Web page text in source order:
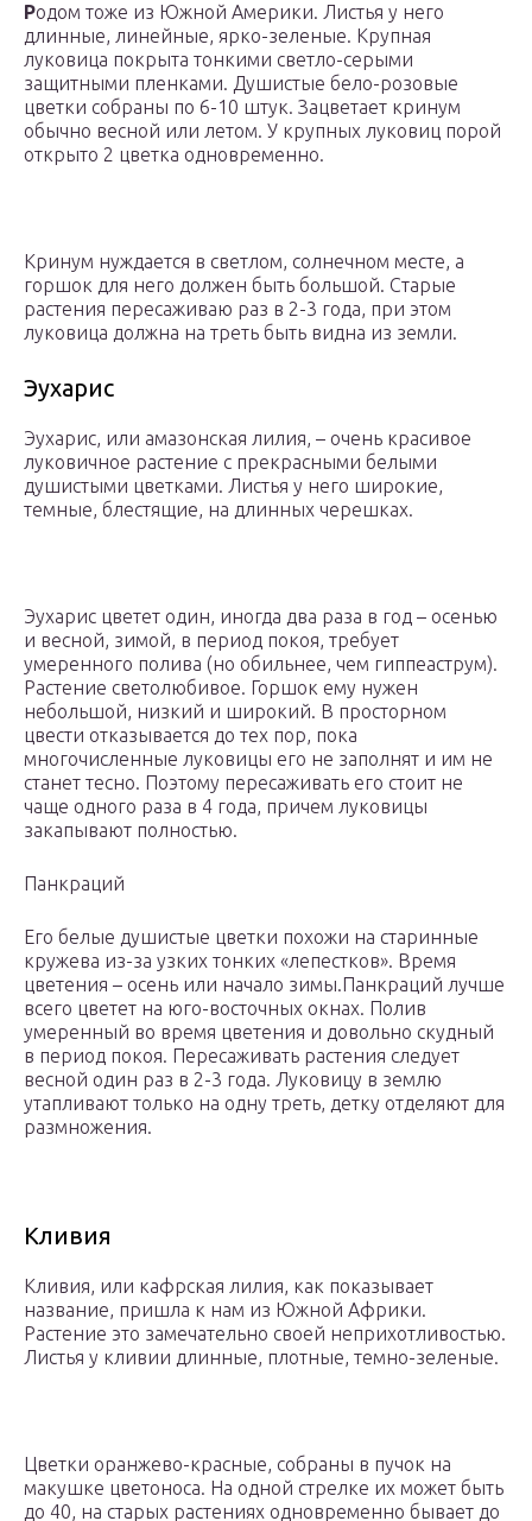
Родом тоже из Южной Америки. Листья у него
длинные, линейные, ярко-зеленые. Крупная
луковица покрыта тонкими светло-серыми
защитными пленками. Душистые бело-розовые
цветки собраны по 6-10 штук. Зацветает кринум
обычно весной или летом. У крупных луковиц порой
открыто 2 цветка одновременно.
Кринум нуждается в светлом, солнечном месте, а
горшок для него должен быть большой. Старые
растения пересаживаю раз в 2-3 года, при этом
луковица должна на треть быть видна из земли.
Эухарис
Эухарис, или амазонская лилия, – очень красивое
луковичное растение с прекрасными белыми
душистыми цветками. Листья у него широкие,
темные, блестящие, на длинных черешках.
Эухарис цветет один, иногда два раза в год – осенью
и весной, зимой, в период покоя, требует
умеренного полива (но обильнее, чем гиппеаструм).
Растение светолюбивое. Горшок ему нужен
небольшой, низкий и широкий. В просторном
цвести отказывается до тех пор, пока
многочисленные луковицы его не заполнят и им не
станет тесно. Поэтому пересаживать его стоит не
чаще одного раза в 4 года, причем луковицы
закапывают полностью.
Панкраций
Его белые душистые цветки похожи на старинные
кружева из-за узких тонких «лепестков». Время
цветения – осень или начало зимы.Панкраций лучше
всего цветет на юго-восточных окнах. Полив
умеренный во время цветения и довольно скудный
в период покоя. Пересаживать растения следует
весной один раз в 2-3 года. Луковицу в землю
утапливают только на одну треть, детку отделяют для
размножения.
Кливия
Кливия, или кафрская лилия, как показывает
название, пришла к нам из Южной Африки.
Растение это замечательно своей неприхотливостью.
Листья у кливии длинные, плотные, темно-зеленые.
Цветки оранжево-красные, собраны в пучок на
макушке цветоноса. На одной стрелке их может быть
до 40, на старых растениях одновременно бывает до